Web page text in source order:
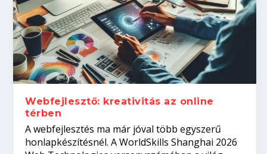
Hogyan készíts ATS-barát önéletrajzot?
Így növelheted az esélyedet az
állásinterjúra...
Kitalálod, mire használják ezeket a
gépeket?
Nem sikerült az egyetemi felvételi?
Tanulj szakmát!
Szoftverfejlesztő: verseny kódban –
amikor néhány sor program dönti el a
világversenyt...
Webfejlesztő: kreativitás az online
térben
A webfejlesztés ma már jóval több egyszerű
honlapkészítésnél. A WorldSkills Shanghai 2026